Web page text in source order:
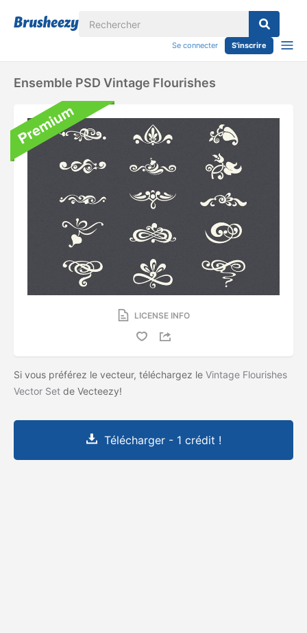
Se connecter S'inscrire
Ensemble PSD Vintage Flourishes
LICENSE INFO
Si vous préférez le vecteur, téléchargez le Vintage Flourishes
Vector Set de Vecteezy!
Télécharger - 1 crédit !